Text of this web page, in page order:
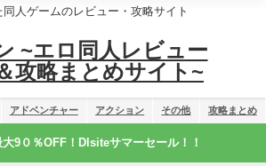
同人ゲームのレビュー・攻略サイト
~エロ同人レビュー
攻略まとめサイト~
アドベンチャー アクション その他 攻略まとめ
大9０％OFF！Dlsiteサマーセール！！